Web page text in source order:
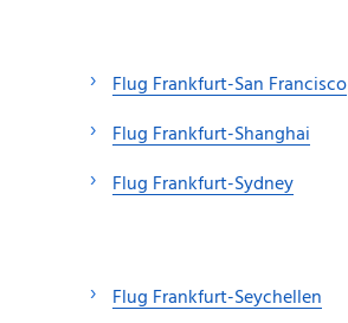
Flug Frankfurt-San Francisco
Flug Frankfurt-Shanghai
Flug Frankfurt-Sydney
Flug Frankfurt-Seychellen